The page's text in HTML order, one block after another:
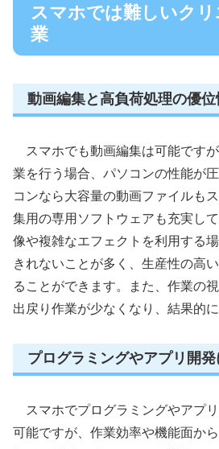
スマホでは難しいク
業
動画編集と高負荷処理の優位
スマホでも動画編集は可能です
業を行う場合、パソコンの性能が
コンなら大容量の動画ファイルも
集用の専用ソフトウェアも充実し
像や複雑なエフェクトを利用する
きれないことが多く、生産性の高
ることができます。また、作業の
出戻り作業が少なくなり、結果的
プログラミングやアプリ開発
スマホでプログラミングやアプ
可能ですが、作業効率や機能面か